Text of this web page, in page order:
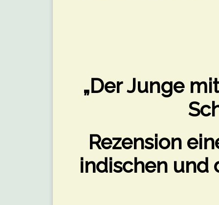
„Der Junge
Rezension
indischen und